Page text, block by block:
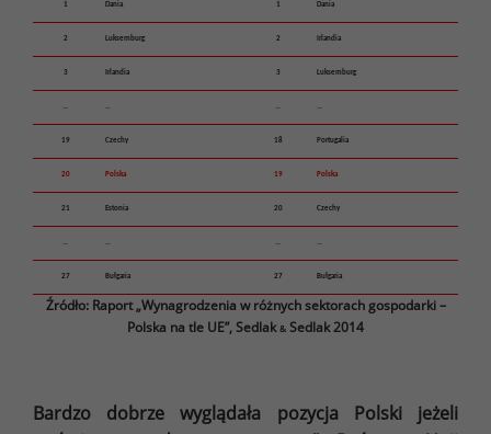
1 Dania 1 Dania
2 Luksemburg 2 Irlandia
3 Irlandia 3 Luksemburg
… … … …
19 Czechy 18 Portugalia
20 Polska 19 Polska
21 Estonia 20 Czechy
… … … …
27 Bułgaria 27 Bułgaria
Źródło: Raport „Wynagrodzenia w różnych sektorach gospodarki –
Polska na tle UE”, Sedlak& Sedlak 2014
Bardzo dobrze wyglądała pozycja Polski jeżeli